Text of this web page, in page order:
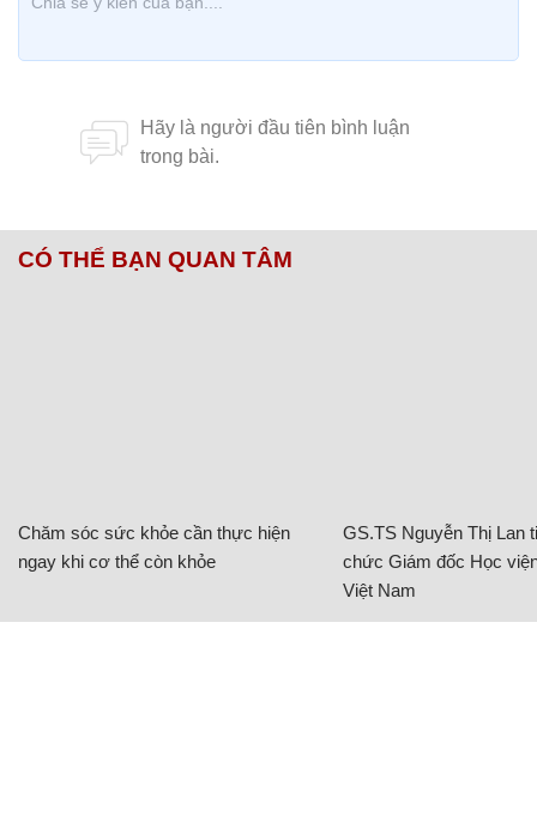
CÓ THỂ BẠN QUAN TÂM
Chăm sóc sức khỏe cần thực hiện
ngay khi cơ thể còn khỏe
GS.TS Nguyễn Thị Lan
chức Giám đốc Học
Việt Nam